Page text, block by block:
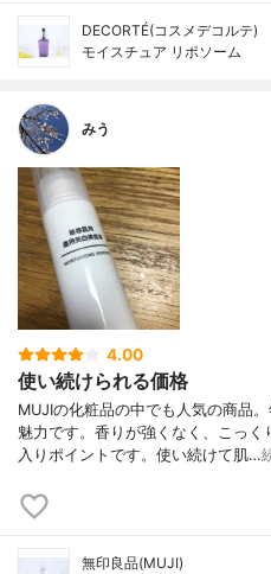
DECORTÉ(コスメデコルテ)
モイスチュア リポソーム
みう
4.00
使い続けられる価格
MUJIの化粧品の中でも人気の商品
魅力です。香りが強くなく、こっ
入りポイントです。使い続けて肌…
無印良品(MUJI)